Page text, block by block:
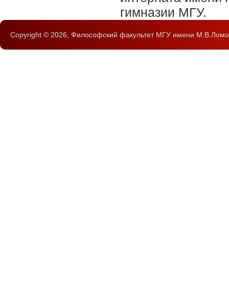
гимназии МГУ.
Copyright © 2026, Философский факультет МГУ имени